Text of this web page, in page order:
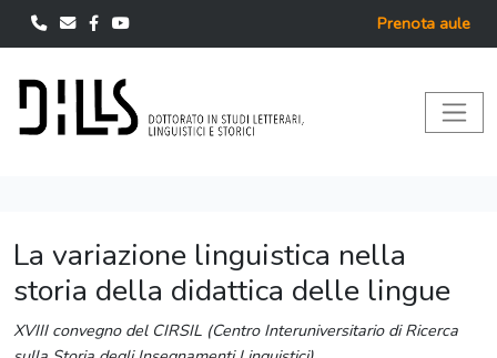
Prenota aule
La variazione linguistica nella
storia della didattica delle lingue
XVIII convegno del CIRSIL (Centro Interuniversitario di Ricerca